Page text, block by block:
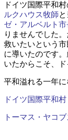
ドイツ国際平和
ルクハウス牧師
ゼ・アルベルト市
りませんでした
救いたいという
に導いたのです
いたからこそ、
平和溢れる一年に
ドイツ国際平和村
トーマス・ヤコブ